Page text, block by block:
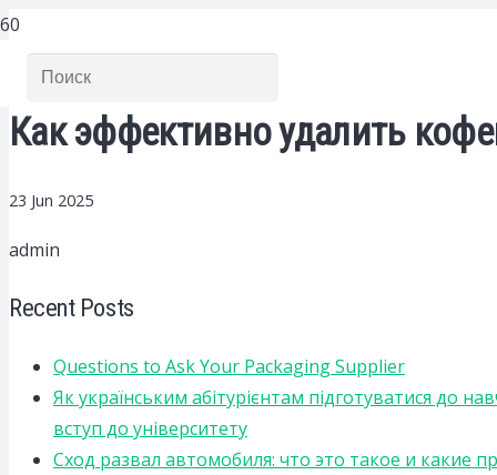
Как эффективно удалить
23 Jun 2025
admin
Recent Posts
Questions to Ask Your Packaging Supplier
Як українським абітурієнтам підготуватися до
вступ до університету
Сход развал автомобиля: что это такое и какие